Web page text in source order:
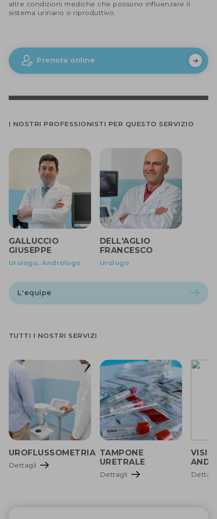
altre condizioni mediche che possono influenzare il
sistema urinario o riproduttivo.
Prenota online
I NOSTRI PROFESSIONISTI PER QUESTO SERVIZIO
GALLUCCIO
GIUSEPPE
Urologo, Andrologo
DELL'AGLIO
FRANCESCO
Urologo
L'equipe
TUTTI I NOSTRI SERVIZI
UROFLUSSOMETRIA
Dettagli
TAMPONE
URETRALE
Dettagli